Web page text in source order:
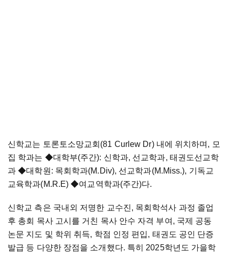
신학교는 토론토소망교회(81 Curlew Dr) 내에 위치하며, 모
집 학과는 ◆대학부(주간): 신학과, 선교학과, 태권도선교학
과◆대학원: 목회학과(M.Div), 선교학과(M.Miss.), 기독교
교육학과(M.R.E)◆여교역학과(주간)다.
신학교 측은 국내외 저명한 교수진, 목회학석사 과정 졸업
후 총회 목사 고시를 거친 목사 안수 자격 부여, 국제 공동
논문 지도 및 학위 취득, 학점 인정 편입, 태권도 공인 단증
발급 등 다양한 장점을 소개했다. 특히 2025학년도 가을학